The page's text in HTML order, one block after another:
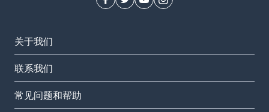
关于我们
联系我们
常见问题和帮助